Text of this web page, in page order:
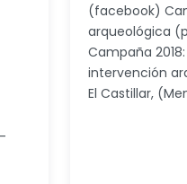
(facebook)
arqueológica
Campaña
intervención
El Castillar,